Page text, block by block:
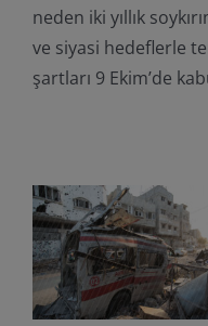
neden iki yıllık
ve siyasi hedeflerle
şartları 9 Ekim’de